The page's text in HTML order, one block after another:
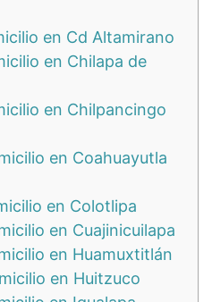
en Cd Altamirano
en Chilapa de
en Chilpancingo
en Coahuayutla
en Colotlipa
en Cuajinicuilapa
en Huamuxtitlán
en Huitzuco